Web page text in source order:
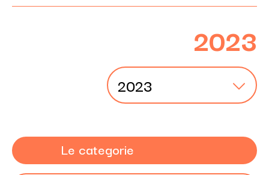
2023
Le categorie